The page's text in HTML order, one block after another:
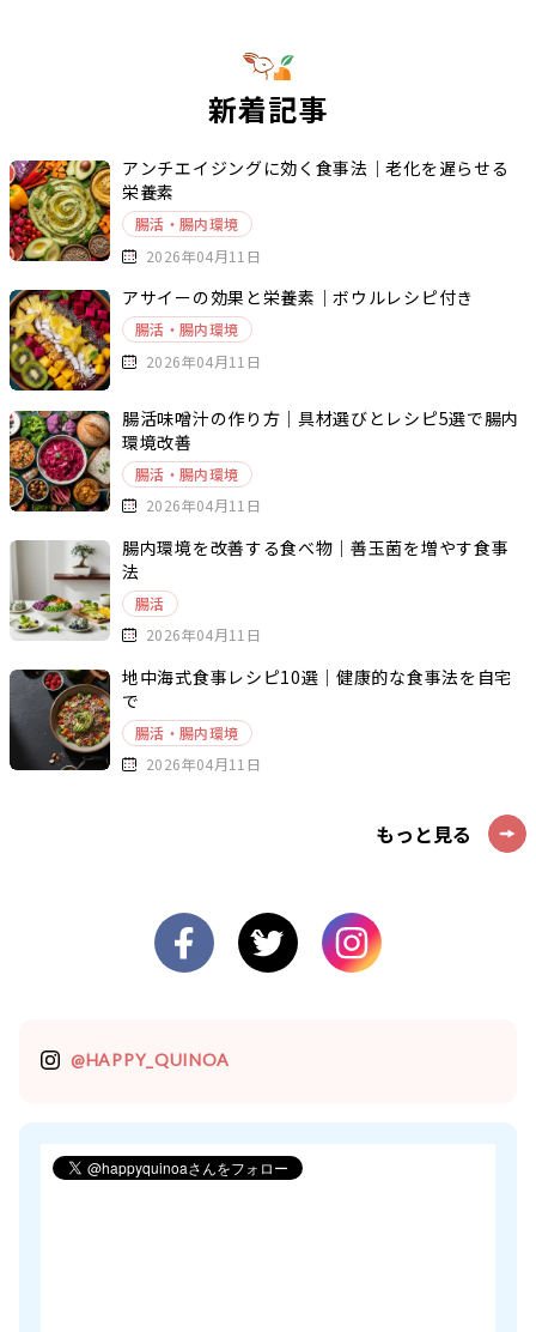
新着記事
アンチエイジングに効く食事法｜老化を遅らせる
栄養素
腸活・腸内環境
2026年04月11日
アサイーの効果と栄養素｜ボウルレシピ付き
腸活・腸内環境
2026年04月11日
腸活味噌汁の作り方｜具材選びとレシピ5選で腸内
環境改善
腸活・腸内環境
2026年04月11日
腸内環境を改善する食べ物｜善玉菌を増やす食事
法
腸活
2026年04月11日
地中海式食事レシピ10選｜健康的な食事法を自宅
で
腸活・腸内環境
2026年04月11日
もっと見る
@HAPPY_QUINOA